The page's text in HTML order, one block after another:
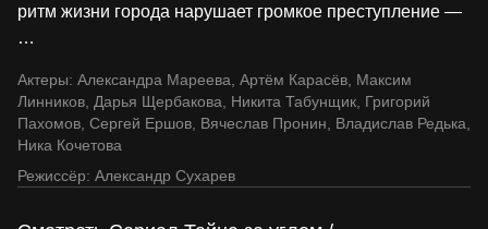
ритм жизни города нарушает громкое преступление —
…
Актеры: Александра Мареева, Артём Карасёв, Максим
Линников, Дарья Щербакова, Никита Табунщик, Григорий
Пахомов, Сергей Ершов, Вячеслав Пронин, Владислав Редька,
Ника Кочетова
Режиссёр: Александр Сухарев